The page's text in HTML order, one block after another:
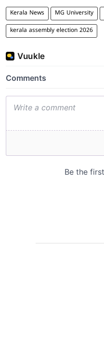
Kerala News MG University
kerala assembly election 2026